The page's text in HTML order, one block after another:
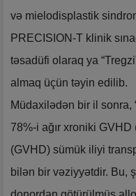
və mielodisplastik
PRECISION-T klinik
təsadüfi olaraq ya
almaq üçün təyin edilib.
Müdaxilədən bir il sonra,
78%-i ağır xroniki
(GVHD) sümük iliyi
bilən bir vəziyyətdir. Bu,